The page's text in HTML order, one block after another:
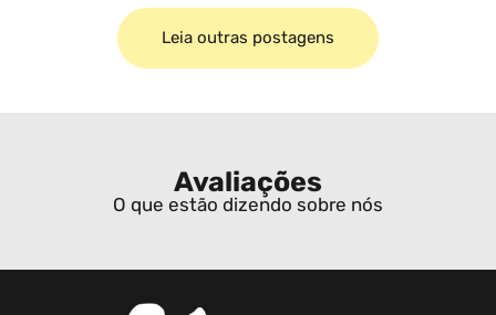
Leia outras postagens
Avaliações
O que estão dizendo sobre nós